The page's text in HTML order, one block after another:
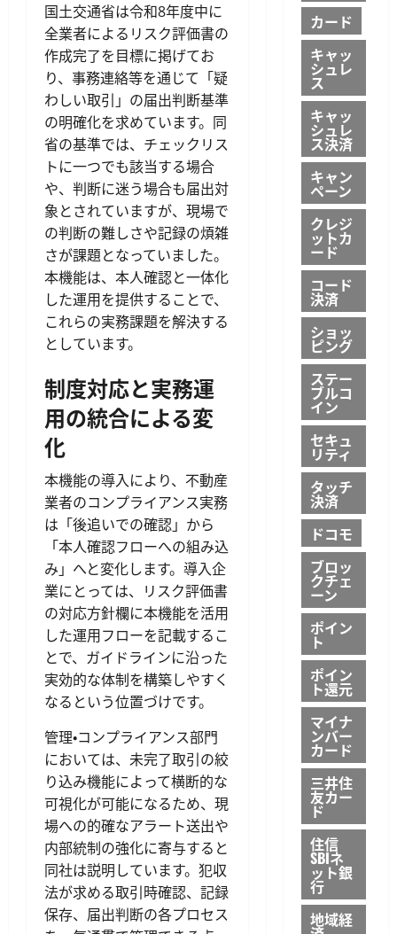
国土交通省は令和8年度中に
全業者によるリスク評価書の
作成完了を目標に掲げてお
り、事務連絡等を通じて「疑
わしい取引」の届出判断基準
の明確化を求めています。同
省の基準では、チェックリス
トに一つでも該当する場合
や、判断に迷う場合も届出対
象とされていますが、現場で
の判断の難しさや記録の煩雑
さが課題となっていました。
本機能は、本人確認と一体化
した運用を提供することで、
これらの実務課題を解決する
としています。
制度対応と実務運
用の統合による変
化
本機能の導入により、不動産
業者のコンプライアンス実務
は「後追いでの確認」から
「本人確認フローへの組み込
み」へと変化します。導入企
業にとっては、リスク評価書
の対応方針欄に本機能を活用
した運用フローを記載するこ
とで、ガイドラインに沿った
実効的な体制を構築しやすく
なるという位置づけです。
管理・コンプライアンス部門
においては、未完了取引の絞
り込み機能によって横断的な
可視化が可能になるため、現
場への的確なアラート送出や
内部統制の強化に寄与すると
同社は説明しています。犯収
法が求める取引時確認、記録
保存、届出判断の各プロセス
カード
キャッ
シュレ
ス
キャッ
シュレ
ス決済
キャン
ペーン
クレジ
ットカ
ード
コード
決済
ショッ
ピング
ステー
ブルコ
イン
セキュ
リティ
タッチ
決済
ドコモ
ブロッ
クチェ
ーン
ポイン
ト
ポイン
ト還元
マイナ
ンバー
カード
三井住
友カー
ド
住信
SBIネ
ット銀
行
地域経